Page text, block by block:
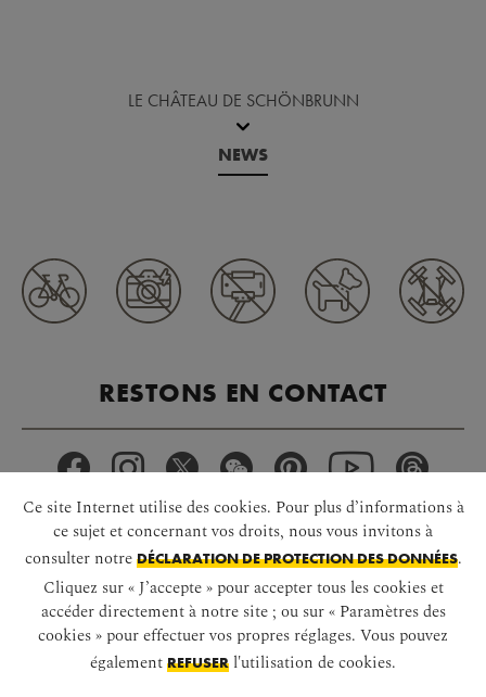
LE CHÂTEAU DE SCHÖNBRUNN
NEWS
RESTONS EN CONTACT
TÉLÉCHARGER L’APPLI
Ce site Internet utilise des cookies. Pour plus d’informations à
ce sujet et concernant vos droits, nous vous invitons à
consulter notre DÉCLARATION DE PROTECTION DES DONNÉES.
Cliquez sur « J’accepte » pour accepter tous les cookies et
accéder directement à notre site ; ou sur « Paramètres des
cookies » pour effectuer vos propres réglages. Vous pouvez
également REFUSER l'utilisation de cookies.